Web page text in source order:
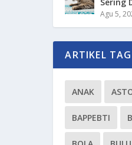
Agu 5,
ARTIKEL TAG
ANAK
BAPPEBTI